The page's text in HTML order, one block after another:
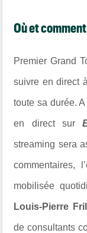
Où et
Premier Grand
suivre en direct
toute sa durée.
en direct sur
streaming sera
commentaires,
mobilisée
Louis-Pierre
de consultants